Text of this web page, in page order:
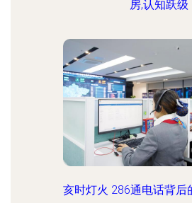
房,认知跃级
亥时灯火 286通电话背后